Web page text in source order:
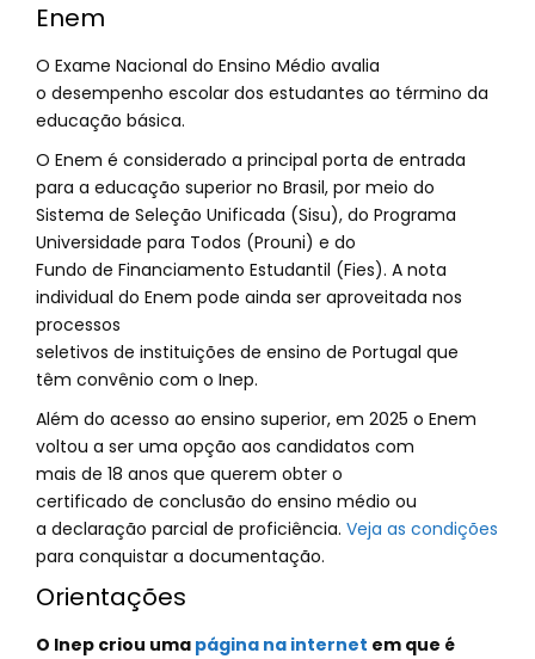
Enem
O Exame Nacional do Ensino Médio avalia
o desempenho escolar dos estudantes ao término da
educação básica.
O Enem é considerado a principal porta de entrada
para a educação superior no Brasil, por meio do
Sistema de Seleção Unificada (Sisu), do Programa
Universidade para Todos (Prouni) e do
Fundo de Financiamento Estudantil (Fies). A nota
individual do Enem pode ainda ser aproveitada nos
processos
seletivos de instituições de ensino de Portugal que
têm convênio com o Inep.
Além do acesso ao ensino superior, em 2025 o Enem
voltou a ser uma opção aos candidatos com
mais de 18 anos que querem obter o
certificado de conclusão do ensino médio ou
a declaração parcial de proficiência. Veja as condições
para conquistar a documentação.
Orientações
O Inep criou uma página na internet em que é